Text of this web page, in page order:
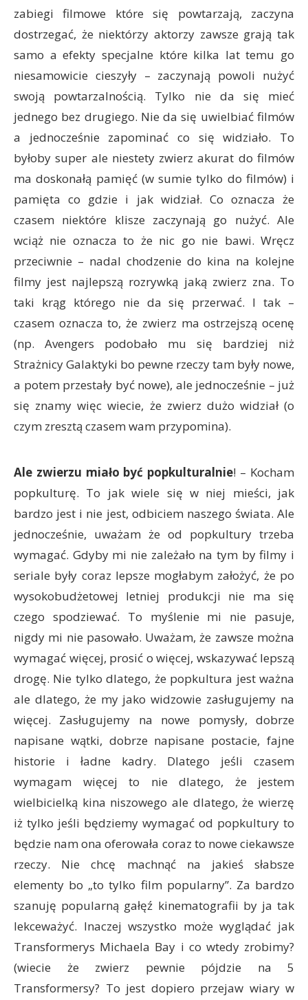
zabiegi filmowe które się powtarzają, zaczyna
dostrzegać, że niektórzy aktorzy zawsze grają tak
samo a efekty specjalne które kilka lat temu go
niesamowicie cieszyły – zaczynają powoli nużyć
swoją powtarzalnością. Tylko nie da się mieć
jednego bez drugiego. Nie da się uwielbiać filmów
a jednocześnie zapominać co się widziało. To
byłoby super ale niestety zwierz akurat do filmów
ma doskonałą pamięć (w sumie tylko do filmów) i
pamięta co gdzie i jak widział. Co oznacza że
czasem niektóre klisze zaczynają go nużyć. Ale
wciąż nie oznacza to że nic go nie bawi. Wręcz
przeciwnie – nadal chodzenie do kina na kolejne
filmy jest najlepszą rozrywką jaką zwierz zna. To
taki krąg którego nie da się przerwać. I tak –
czasem oznacza to, że zwierz ma ostrzejszą ocenę
(np. Avengers podobało mu się bardziej niż
Strażnicy Galaktyki bo pewne rzeczy tam były nowe,
a potem przestały być nowe), ale jednocześnie – już
się znamy więc wiecie, że zwierz dużo widział (o
czym zresztą czasem wam przypomina).
Ale zwierzu miało być popkulturalnie! – Kocham
popkulturę. To jak wiele się w niej mieści, jak
bardzo jest i nie jest, odbiciem naszego świata. Ale
jednocześnie, uważam że od popkultury trzeba
wymagać. Gdyby mi nie zależało na tym by filmy i
seriale były coraz lepsze mogłabym założyć, że po
wysokobudżetowej letniej produkcji nie ma się
czego spodziewać. To myślenie mi nie pasuje,
nigdy mi nie pasowało. Uważam, że zawsze można
wymagać więcej, prosić o więcej, wskazywać lepszą
drogę. Nie tylko dlatego, że popkultura jest ważna
ale dlatego, że my jako widzowie zasługujemy na
więcej. Zasługujemy na nowe pomysły, dobrze
napisane wątki, dobrze napisane postacie, fajne
historie i ładne kadry. Dlatego jeśli czasem
wymagam więcej to nie dlatego, że jestem
wielbicielką kina niszowego ale dlatego, że wierzę
iż tylko jeśli będziemy wymagać od popkultury to
będzie nam ona oferowała coraz to nowe ciekawsze
rzeczy. Nie chcę machnąć na jakieś słabsze
elementy bo „to tylko film popularny”. Za bardzo
szanuję popularną gałęź kinematografii by ja tak
lekceważyć. Inaczej wszystko może wyglądać jak
Transformerys Michaela Bay i co wtedy zrobimy?
(wiecie że zwierz pewnie pójdzie na 5
Transformersy? To jest dopiero przejaw wiary w